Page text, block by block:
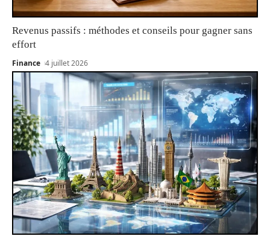
Revenus passifs : méthodes et conseils pour gagner sans
effort
Finance 4 juillet 2026